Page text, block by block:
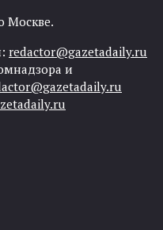
Москве.
redactor@gazetadaily.ru
и